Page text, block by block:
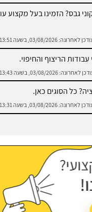
לאחרונה: 03/08/2026, בשעה 13:43
כל הסוגים כאן.
לאחרונה:03/08/2026, בשעה 13:31